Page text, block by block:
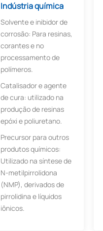
Indústria química
Solvente e inibidor de
corrosão: Para resinas,
corantes e no
processamento de
polímeros.
Catalisador e agente
de cura: utilizado na
produção de resinas
epóxi e poliuretano.
Precursor para outros
produtos químicos:
Utilizado na síntese de
N-metilpirrolidona
(NMP), derivados de
pirrolidina e líquidos
iônicos.